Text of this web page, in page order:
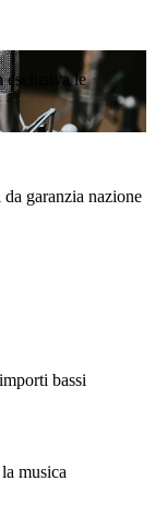
esclusiva le
garanzia nazione
bassi
musica